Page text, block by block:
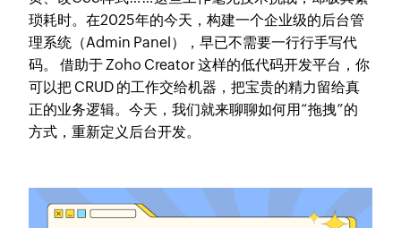
琐耗时。在2025年的今天，构建一个企业级的后台管
理系统（Admin Panel），早已不需要一行行手写代
码。 借助于 Zoho Creator 这样的低代码开发平台，你
可以把 CRUD 的工作交给机器，把宝贵的精力留给真
正的业务逻辑。今天，我们就来聊聊如何用“拖拽”的
方式，重新定义后台开发。